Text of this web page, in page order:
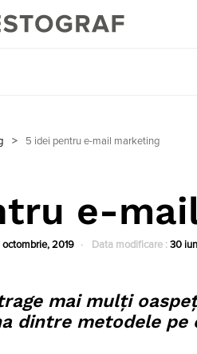
> 5 idei pentru e-mail marketing
e-
2019 Data modificare : 30
mai mulți
dintre metodele